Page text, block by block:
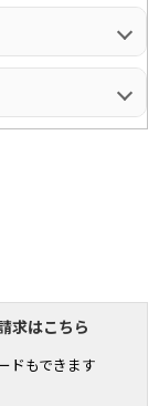
求はこちら
ドもできます